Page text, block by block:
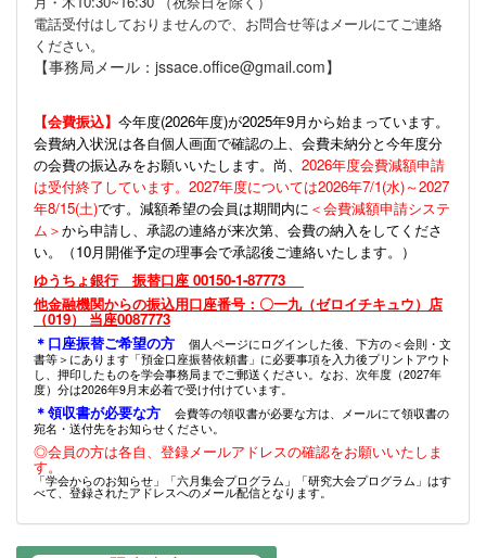
電話受付はしておりませんので、お問合せ等はメールにてご連絡
ください。
【事務局メール：jssace.office@gmail.com】
【会費振込】 今年度(2026年度)が2025年9月から始まっています。
会費納入状況は各自個人画面で確認の上、会費未納分と今年度分
の会費の振込みをお願いいたします。尚、 2026年度会費減額申請
は受付終了しています。2027年度については2026年7/1(水)～2027
年8/15(土)です。減額希望の会員は期間内に ＜会費減額申請システ
ム＞から申請し、承認の連絡が来次第、会費の納入をしてくださ
い。（10月開催予定の理事会で承認後ご連絡いたします。）
ゆうちょ銀行 振替口座 00150-1-87773
他金融機関からの振込用口座番号：〇一九（ゼロイチキュウ）店
（019） 当座0087773
＊口座振替ご希望の方
個人ページにログインした後、下方の＜会則・文
書等＞にあります「預金口座振替依頼書」に必要事項を入力後プリントアウト
し、押印したものを学会事務局までご郵送ください。なお、次年度（2027年
度）分は2026年9月末必着で受け付けています。
＊領収書が必要な方
会費等の領収書が必要な方は、メールにて領収書の
宛名・送付先をお知らせください。
◎会員の方は各自、登録メールアドレスの確認をお願いいたしま
す。
「学会からのお知らせ」「六月集会プログラム」「研究大会プログラム」はす
べて、登録されたアドレスへのメール配信となります。